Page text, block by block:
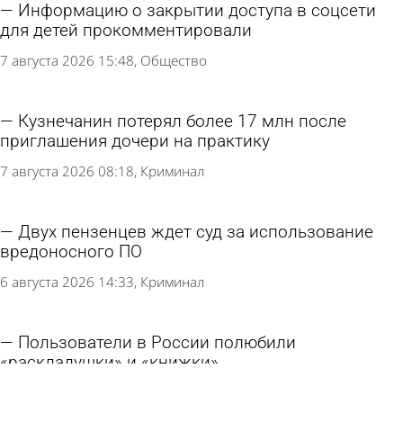
Информацию о закрытии доступа в соцсети
для детей прокомментировали
7 августа 2026 15:48 Общество
Кузнечанин потерял более 17 млн после
приглашения дочери на практику
7 августа 2026 08:18 Криминал
Двух пензенцев ждет суд за использование
вредоносного ПО
6 августа 2026 14:33 Криминал
Пользователи в России полюбили
«раскладушки» и «книжки»